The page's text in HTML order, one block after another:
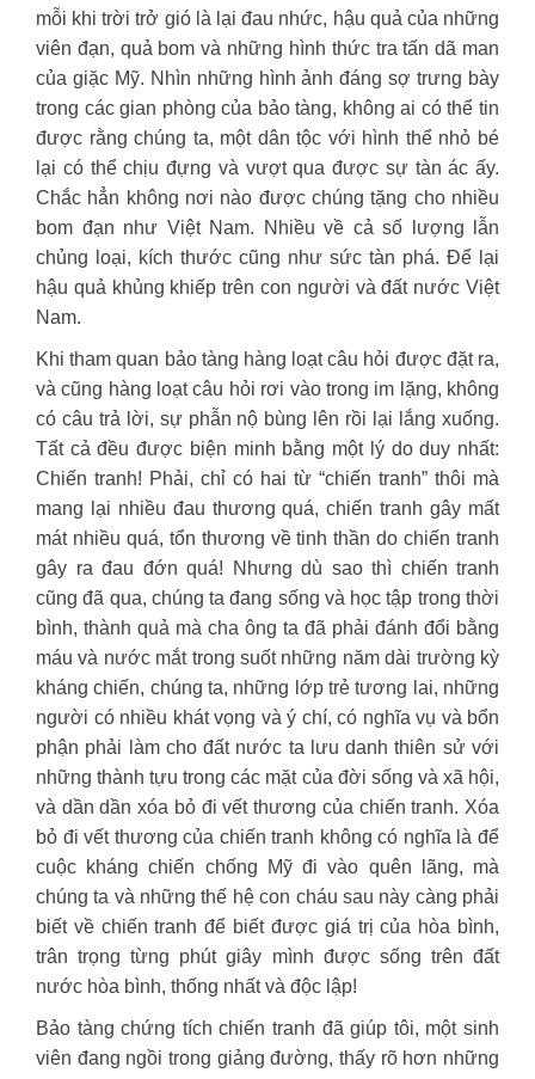
mỗi khi trời trở gió là lại đau nhức, hậu quả của những
viên đạn, quả bom và những hình thức tra tấn dã man
của giặc Mỹ. Nhìn những hình ảnh đáng sợ trưng bày
trong các gian phòng của bảo tàng, không ai có thể tin
được rằng chúng ta, một dân tộc với hình thể nhỏ bé
lại có thể chịu đựng và vượt qua được sự tàn ác ấy.
Chắc hẳn không nơi nào được chúng tặng cho nhiều
bom đạn như Việt Nam. Nhiều về cả số lượng lẫn
chủng loại, kích thước cũng như sức tàn phá. Để lại
hậu quả khủng khiếp trên con người và đất nước Việt
Nam.
Khi tham quan bảo tàng hàng loạt câu hỏi được đặt ra,
và cũng hàng loạt câu hỏi rơi vào trong im lặng, không
có câu trả lời, sự phẫn nộ bùng lên rồi lại lắng xuống.
Tất cả đều được biện minh bằng một lý do duy nhất:
Chiến tranh! Phải, chỉ có hai từ “chiến tranh” thôi mà
mang lại nhiều đau thương quá, chiến tranh gây mất
mát nhiều quá, tổn thương về tinh thần do chiến tranh
gây ra đau đớn quá! Nhưng dù sao thì chiến tranh
cũng đã qua, chúng ta đang sống và học tập trong thời
bình, thành quả mà cha ông ta đã phải đánh đổi bằng
máu và nước mắt trong suốt những năm dài trường kỳ
kháng chiến, chúng ta, những lớp trẻ tương lai, những
người có nhiều khát vọng và ý chí, có nghĩa vụ và bổn
phận phải làm cho đất nước ta lưu danh thiên sử với
những thành tựu trong các mặt của đời sống và xã hội,
và dần dần xóa bỏ đi vết thương của chiến tranh. Xóa
bỏ đi vết thương của chiến tranh không có nghĩa là để
cuộc kháng chiến chống Mỹ đi vào quên lãng, mà
chúng ta và những thế hệ con cháu sau này càng phải
biết về chiến tranh để biết được giá trị của hòa bình,
trân trọng từng phút giây mình được sống trên đất
nước hòa bình, thống nhất và độc lập!
Bảo tàng chứng tích chiến tranh đã giúp tôi, một sinh
viên đang ngồi trong giảng đường, thấy rõ hơn những